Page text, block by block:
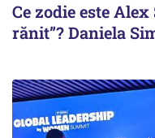
Ce zodie este
rănit”? Daniela